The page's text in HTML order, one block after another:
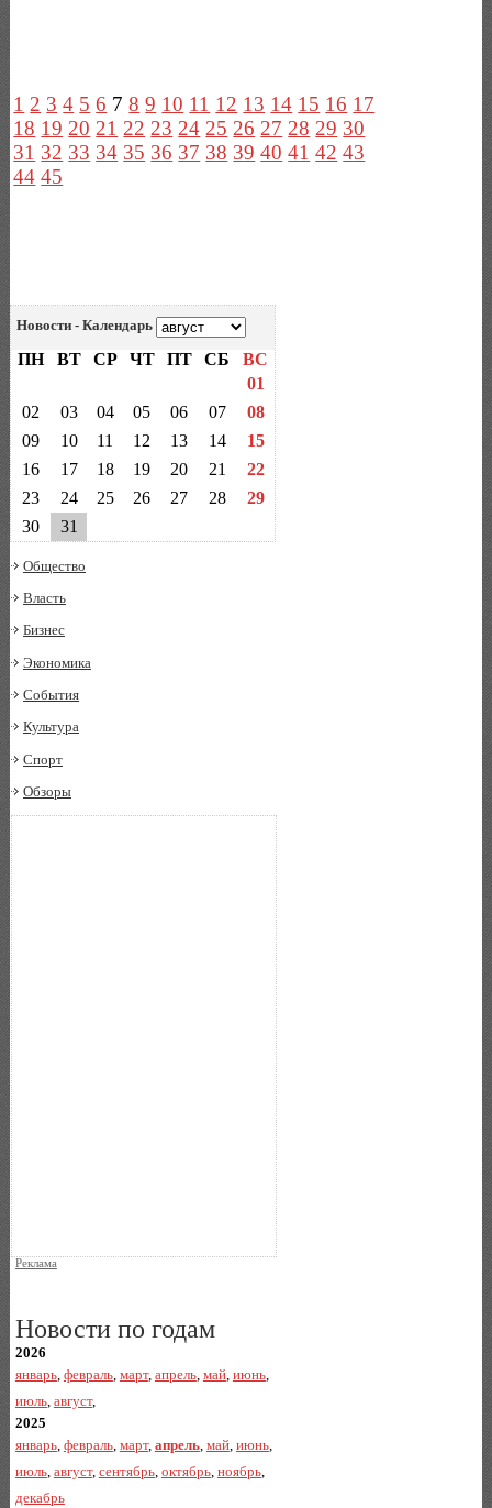
1 2 3 4 5 6 7 8 9 10 11 12 13 14 15 16 17
18 19 20 21 22 23 24 25 26 27 28 29 30
31 32 33 34 35 36 37 38 39 40 41 42 43
44 45
Новости - Календарь
ПН ВТ СР ЧТ ПТ СБ
ВС
01
02
03 04 05 06 07
08
09
10 11 12 13 14
15
16
17 18 19 20 21
22
23
24 25 26 27 28
29
30
31
Общество
Власть
Бизнес
Экономика
События
Культура
Спорт
Обзоры
Реклама
Новости по годам
2026
январь, февраль, март, апрель, май, июнь,
июль, август,
2025
январь, февраль, март, апрель, май, июнь,
июль, август, сентябрь, октябрь, ноябрь,
декабрь